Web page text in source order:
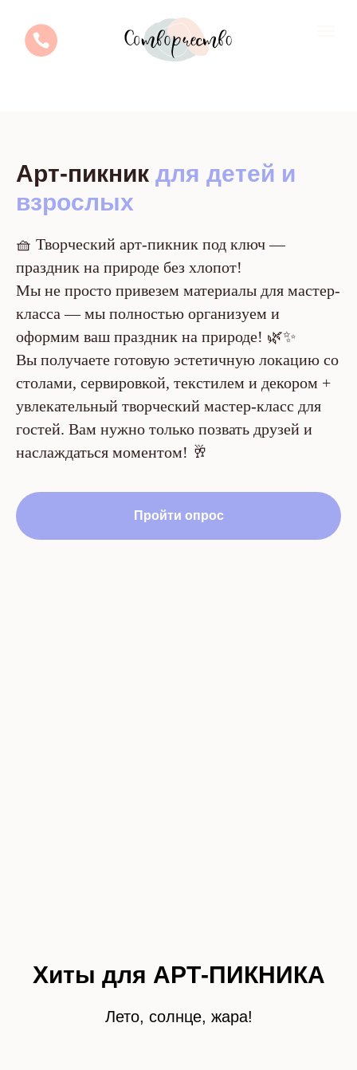
Арт-пикник для детей и
взрослых
🧺 Творческий арт-пикник под ключ —
праздник на природе без хлопот!
Мы не просто привезем материалы для мастер-
класса — мы полностью организуем и
оформим ваш праздник на природе! 🌿✨
Вы получаете готовую эстетичную локацию со
столами, сервировкой, текстилем и декором +
увлекательный творческий мастер-класс для
гостей. Вам нужно только позвать друзей и
наслаждаться моментом! 🥂
Пройти опрос
Хиты для АРТ-ПИКНИКА
Лето, солнце, жара!